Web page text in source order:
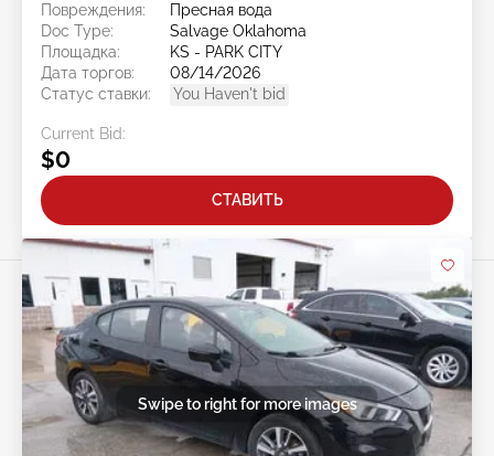
Повреждения:
Пресная вода
Doc Type:
Salvage Oklahoma
Площадка:
KS - PARK CITY
Дата торгов:
08/14/2026
Статус ставки:
You Haven't bid
Current Bid:
$0
СТАВИТЬ
Swipe to right for more images